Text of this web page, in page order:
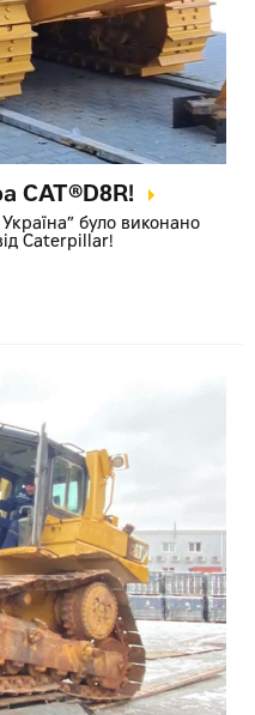
CAT®D8R!
було виконано
Caterpillar!